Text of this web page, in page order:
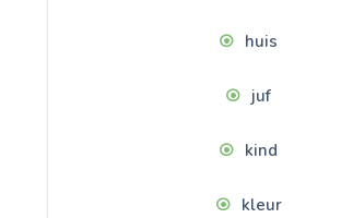
huis
juf
kind
kleur